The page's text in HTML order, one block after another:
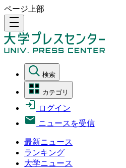
ページ上部
density_medium
検索
カテゴリ
ログイン
ニュースを受信
最新ニュース
ランキング
大学ニュース